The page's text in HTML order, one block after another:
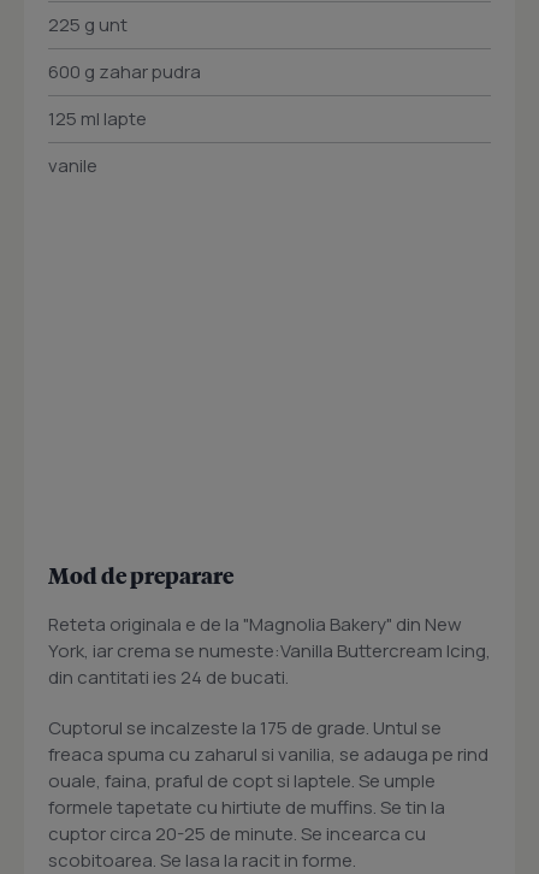
225 g unt
600 g zahar pudra
125 ml lapte
vanile
Mod de preparare
Reteta originala e de la "Magnolia Bakery" din New
York, iar crema se numeste:Vanilla Buttercream Icing,
din cantitati ies 24 de bucati.
Cuptorul se incalzeste la 175 de grade. Untul se
freaca spuma cu zaharul si vanilia, se adauga pe rind
ouale, faina, praful de copt si laptele. Se umple
formele tapetate cu hirtiute de muffins. Se tin la
cuptor circa 20-25 de minute. Se incearca cu
scobitoarea. Se lasa la racit in forme.